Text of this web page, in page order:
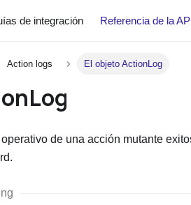
de integración Referencia de la
Action logs El objeto ActionLog
de una acción mutante